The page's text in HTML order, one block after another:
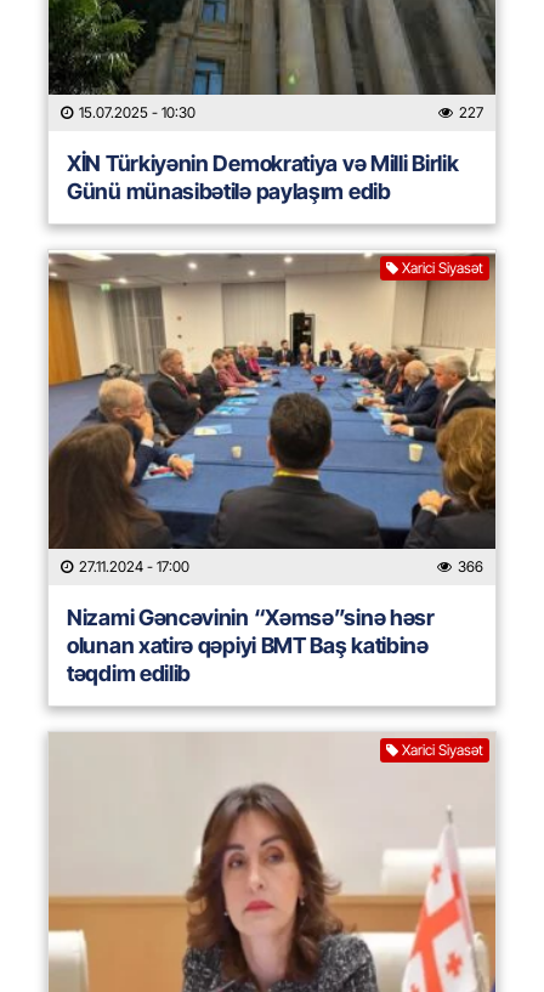
15.07.2025 - 10:30 227
XİN Türkiyənin Demokratiya və Milli Birlik
Günü münasibətilə paylaşım edib
Xarici Siyasət
27.11.2024 - 17:00 366
Nizami Gəncəvinin “Xəmsə”sinə həsr
olunan xatirə qəpiyi BMT Baş katibinə
təqdim edilib
Xarici Siyasət